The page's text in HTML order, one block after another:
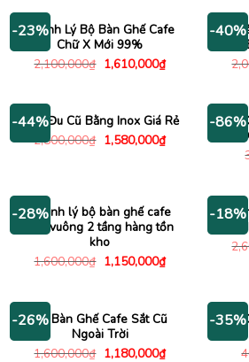
145,000₫.
-23%
Thanh Lý Bộ Bàn Ghế Cafe
Chữ X Mới 99%
2,100,000₫ Giá
gốc
1,610,000₫Giá
hiện
1,610,000₫.
-40%
Bộ
-44%
Xích Đu Cũ Bằng Inox Giá Rẻ
2,800,000₫ Giá
gốc
1,580,000₫Giá
hiện
-86%
Xả
-28%Thanh lý bộ bàn ghế cafe
bàn vuông 2 tầng hàng tồn
kho
1,600,000₫ Giá
gốc
1,150,000₫Giá
hiện
1,150,000₫.
-18%
-26%Bộ Bàn Ghế Cafe Sắt Cũ
Ngoài Trời
1,600,000₫ Giá
1,180,000₫Giá
-35%
Ghế